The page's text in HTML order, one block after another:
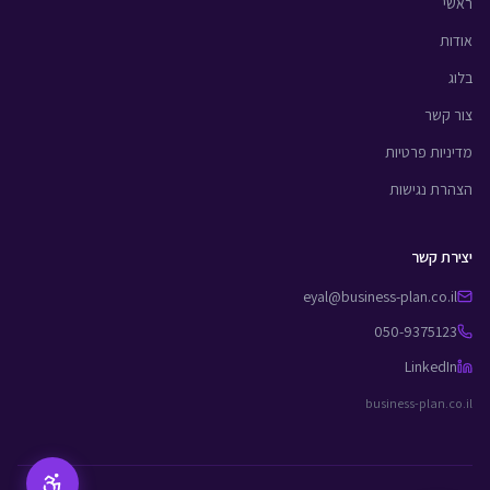
אודות
בלוג
צור קשר
מדיניות פרטיות
הצהרת נגישות
יצירת קשר
eyal@business-plan.co.il
050-9375123
LinkedIn
business-plan.co.il